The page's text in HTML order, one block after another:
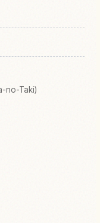
↗
no-Taki)